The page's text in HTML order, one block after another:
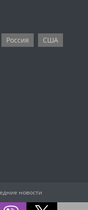
Россия
США
новости